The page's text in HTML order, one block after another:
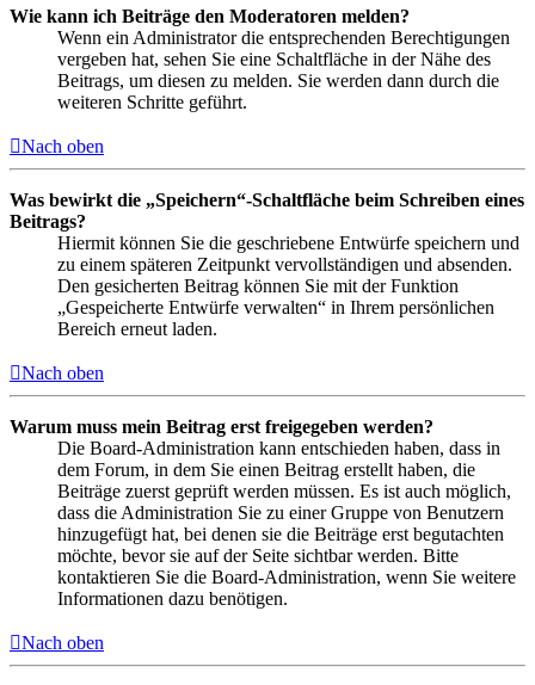
Wie kann ich Beiträge den Moderatoren melden?
Wenn ein Administrator die entsprechenden Berechtigungen
vergeben hat, sehen Sie eine Schaltfläche in der Nähe des
Beitrags, um diesen zu melden. Sie werden dann durch die
weiteren Schritte geführt.
Nach oben
Was bewirkt die „Speichern“-Schaltfläche beim Schreiben eines
Beitrags?
Hiermit können Sie die geschriebene Entwürfe speichern und
zu einem späteren Zeitpunkt vervollständigen und absenden.
Den gesicherten Beitrag können Sie mit der Funktion
„Gespeicherte Entwürfe verwalten“ in Ihrem persönlichen
Bereich erneut laden.
Nach oben
Warum muss mein Beitrag erst freigegeben werden?
Die Board-Administration kann entschieden haben, dass in
dem Forum, in dem Sie einen Beitrag erstellt haben, die
Beiträge zuerst geprüft werden müssen. Es ist auch möglich,
dass die Administration Sie zu einer Gruppe von Benutzern
hinzugefügt hat, bei denen sie die Beiträge erst begutachten
möchte, bevor sie auf der Seite sichtbar werden. Bitte
kontaktieren Sie die Board-Administration, wenn Sie weitere
Informationen dazu benötigen.
Nach oben